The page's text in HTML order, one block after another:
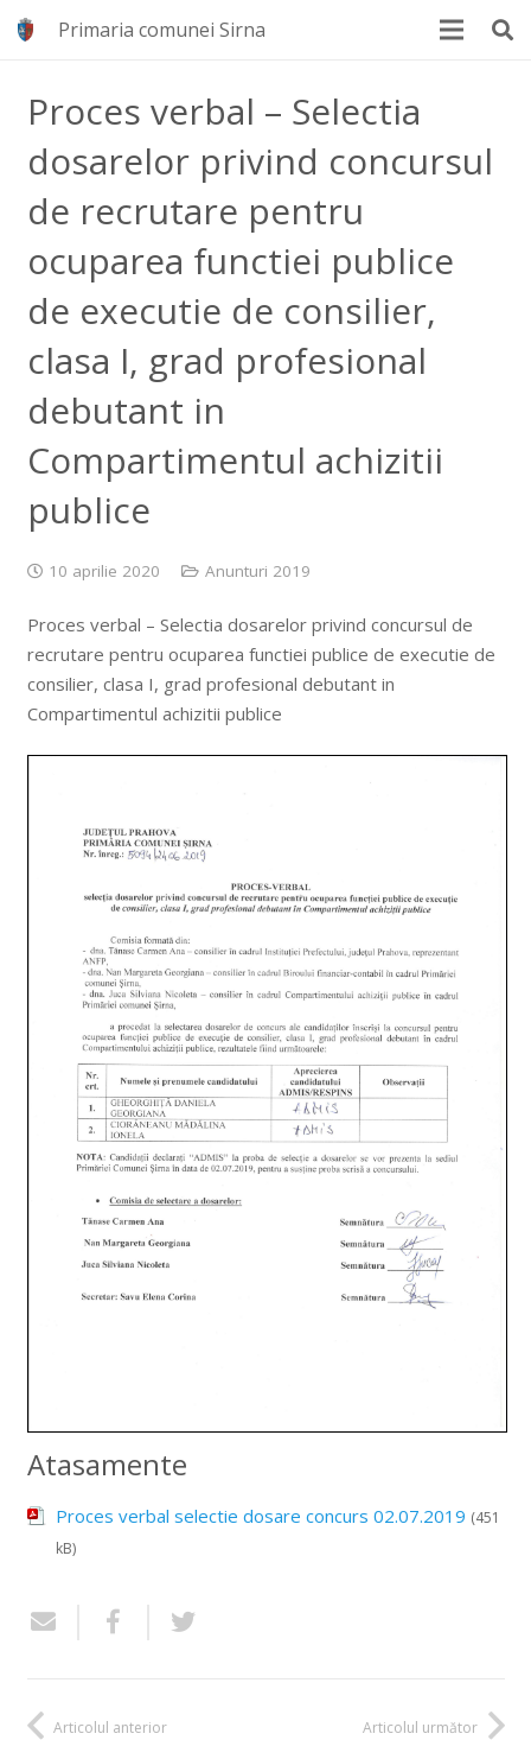
Primaria comunei Sirna
Proces verbal – Selectia
dosarelor privind concursul
de recrutare pentru
ocuparea functiei publice
de executie de consilier,
clasa I, grad profesional
debutant in
Compartimentul achizitii
publice
10 aprilie 2020 Anunturi 2019
Proces verbal – Selectia dosarelor privind concursul de
recrutare pentru ocuparea functiei publice de executie de
consilier, clasa I, grad profesional debutant in
Compartimentul achizitii publice
Atasamente
Proces verbal selectie dosare concurs 02.07.2019 (451
kB)
Articolul anterior Articolul următor